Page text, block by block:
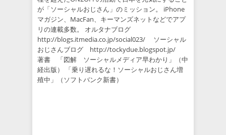
が「ソーシャルおじさん」のミッション。 iPhone
マガジン、MacFan、キーマンズネットなどでアプ
リの連載多数。 オルタナブログ
http://blogs.itmedia.co.jp/social023/ ソーシャル
おじさんブログ http://tockydue.blogspot.jp/
著書 「図解 ソーシャルメディア早わかり」（中
経出版） 「乗り遅れるな！ソーシャルおじさん増
殖中」（ソフトバンク新書）